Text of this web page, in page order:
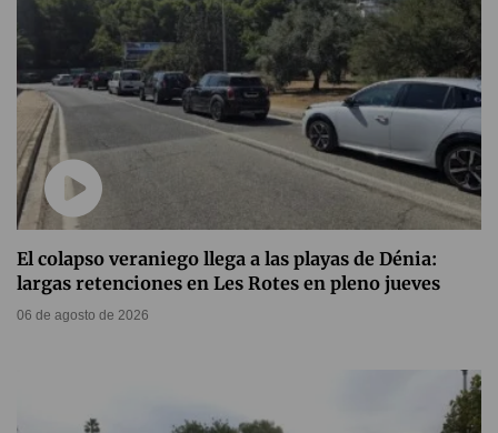
El colapso veraniego llega a las playas de Dénia:
largas retenciones en Les Rotes en pleno jueves
06 de agosto de 2026